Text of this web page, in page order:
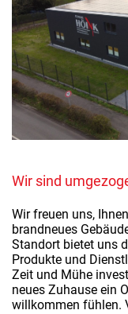
Wir sind
Wir freuen uns,
brandneues
Standort bietet uns
Produkte und
Zeit und Mühe
neues Zuhause ein
willkommen fühlen.